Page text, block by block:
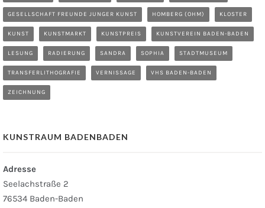
GESELLSCHAFT FREUNDE JUNGER KUNST HOMBERG (OHM) KLOSTER
KUNST KUNSTMARKT KUNSTPREIS KUNSTVEREIN BADEN-BADEN
LESUNG RADIERUNG SANDRA SOPHIA STADTMUSEUM
TRANSFERLITHOGRAFIE VERNISSAGE VHS BADEN-BADEN
ZEICHNUNG
KUNSTRAUM BADENBADEN
Adresse
Seelachstraße 2
76534 Baden-Baden